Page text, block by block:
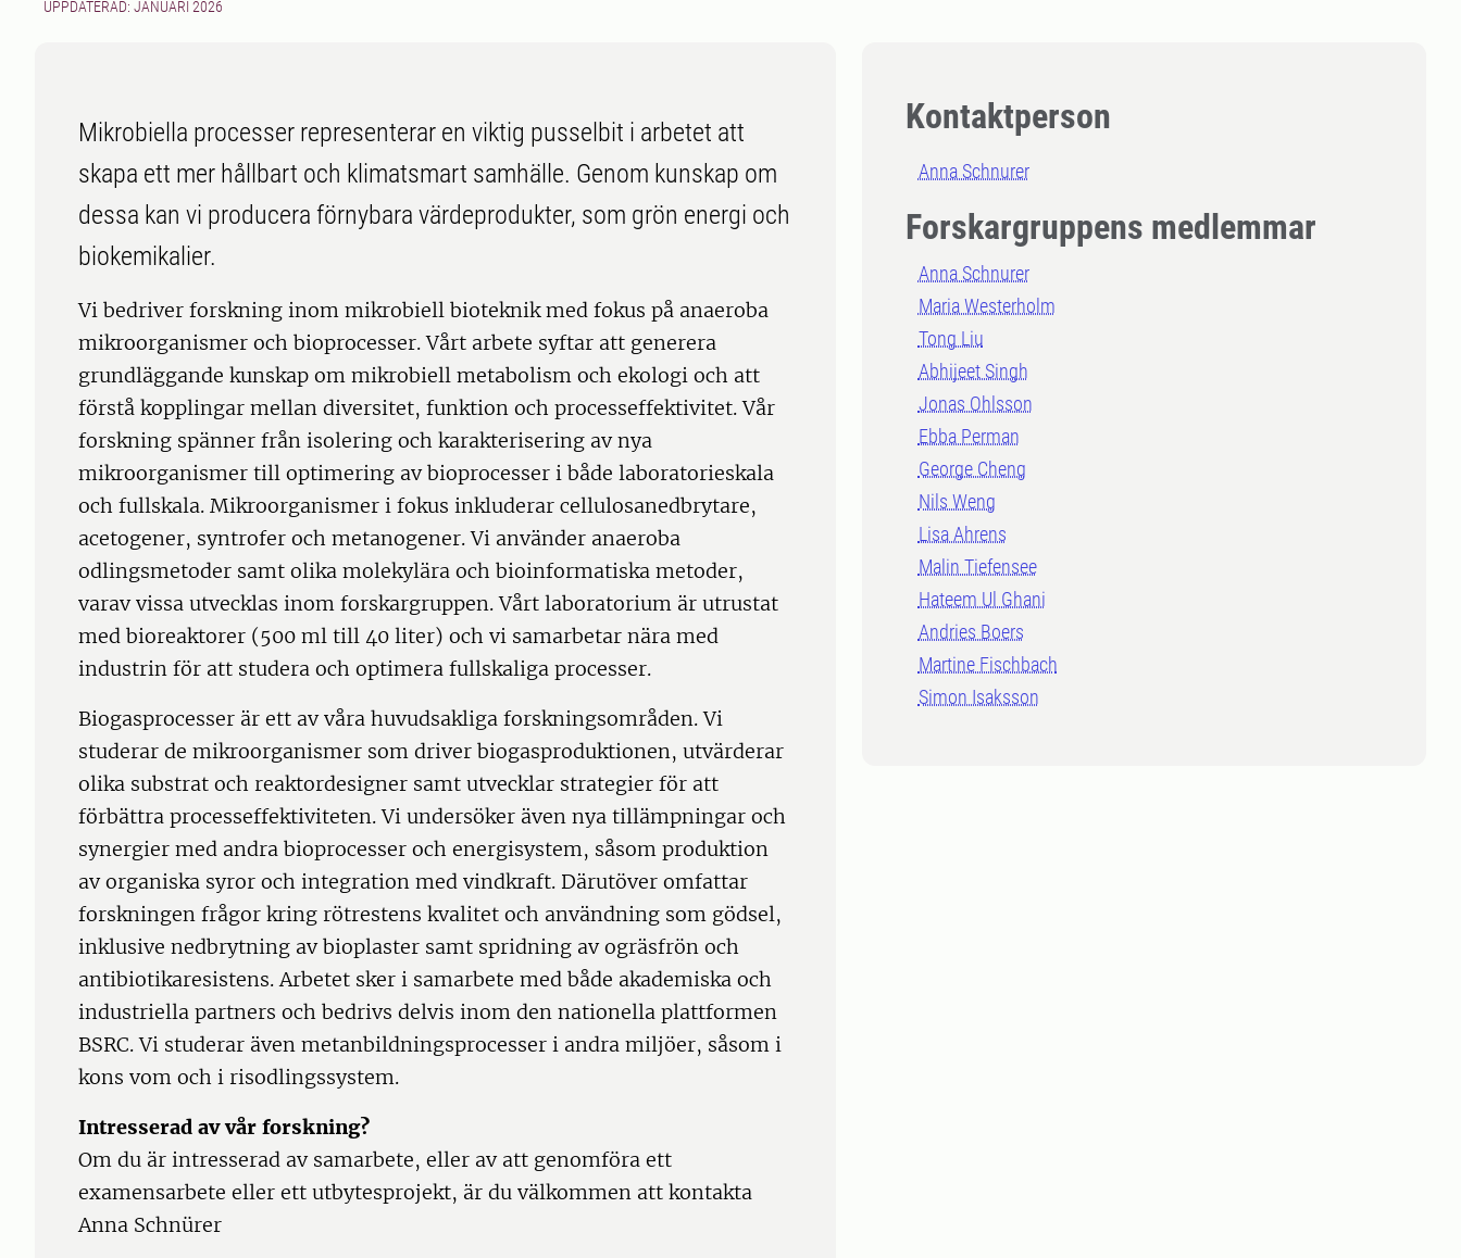
UPPDATERAD: JANUARI 2026
Kontaktperson
Anna Schnurer
Forskargruppens medlemmar
Anna Schnurer
Maria Westerholm
Tong Liu
Abhijeet Singh
Jonas Ohlsson
Ebba Perman
George Cheng
Nils Weng
Lisa Ahrens
Malin Tiefensee
Hateem Ul Ghani
Andries Boers
Martine Fischbach
Simon Isaksson
Mikrobiella processer representerar en viktig pusselbit i arbetet att
skapa ett mer hållbart och klimatsmart samhälle. Genom kunskap om
dessa kan vi producera förnybara värdeprodukter, som grön energi och
biokemikalier.
Vi bedriver forskning inom mikrobiell bioteknik med fokus på anaeroba
mikroorganismer och bioprocesser. Vårt arbete syftar att generera
grundläggande kunskap om mikrobiell metabolism och ekologi och att
förstå kopplingar mellan diversitet, funktion och processeffektivitet. Vår
forskning spänner från isolering och karakterisering av nya
mikroorganismer till optimering av bioprocesser i både laboratorieskala
och fullskala. Mikroorganismer i fokus inkluderar cellulosa­nedbrytare,
acetogener, syntrofer och metanogener. Vi använder anaeroba
odlingsmetoder samt olika molekylära och bioinformatiska metoder,
varav vissa utvecklas inom forskargruppen. Vårt laboratorium är utrustat
med bioreaktorer (500 ml till 40 liter) och vi samarbetar nära med
industrin för att studera och optimera fullskaliga processer.
Biogasprocesser är ett av våra huvudsakliga forskningsområden. Vi
studerar de mikroorganismer som driver biogasproduktionen, utvärderar
olika substrat och reaktordesigner samt utvecklar strategier för att
förbättra processeffektiviteten. Vi undersöker även nya tillämpningar och
synergier med andra bioprocesser och energisystem, såsom produktion
av organiska syror och integration med vindkraft. Därutöver omfattar
forskningen frågor kring rötrestens kvalitet och användning som gödsel,
inklusive nedbrytning av bioplaster samt spridning av ogräsfrön och
antibiotikaresistens. Arbetet sker i samarbete med både akademiska och
industriella partners och bedrivs delvis inom den nationella plattformen
BSRC. Vi studerar även metanbildningsprocesser i andra miljöer, såsom i
kons vom och i risodlingssystem.
Intresserad av vår forskning?
Om du är intresserad av samarbete, eller av att genomföra ett
examensarbete eller ett utbytesprojekt, är du välkommen att kontakta
Anna Schnürer